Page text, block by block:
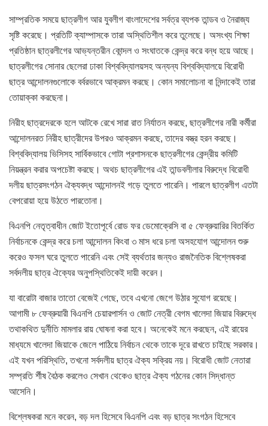
সাম্প্রতিক সময়ে ছাত্রলীগ আর যুবলীগ বাংলাদেশের সর্বত্র ব্যপক তান্ডব ও নৈরাজ্য
সৃষ্টি করেছে। প্রতিটি ক্যাম্পাসকে তারা অস্থিতিশীল করে তুলেছে। অসংখ্য শিক্ষা
প্রতিষ্ঠান ছাত্রলীগের আভ্যন্তরীন কোন্দল ও সংঘাতকে কেন্দ্র করে বন্ধ হয়ে আছে।
ছাত্রলীগের সোনার ছেলেরা ঢাকা বিশ্ববিদ্যালয়সহ অন্যন্য বিশ্ববিদ্যালয়ে বিরোধী
ছাত্র আন্দোলনগুলোকে বর্বরভাবে আক্রমন করছে। কোন সমালোচনা বা নিন্দাকেই তারা
তোয়াক্কা করছেনা।
নিরীহ ছাত্রদেরকে হলে আটকে রেখে সারা রাত নির্যাতন করছে, ছাত্রলীগের নারী কর্মীরা
আন্দোলনরত নিরীহ ছাত্রীদের উপরও আক্রমন করছে, তাদের বস্ত্র হরন করছে।
বিশ্ববিদ্যালয় ভিসিসহ সার্বিকভাবে গোটা প্রশাসনকে ছাত্রলীগের কেন্দ্রীয় কমিটি
নিয়ন্ত্রন করার অপচেষ্টা করছে। অথচ ছাত্রলীগের এই তান্ডবলীলার বিরুদ্ধে বিরোধী
দলীয় ছাত্রসংগঠন ঐক্যবদ্ধ আন্দোলনই গড়ে তুলতে পারেনি। পারলে ছাত্রলীগ এতটা
বেপরোয়া হয়ে উঠতে পারতোনা।
বিএনপি নেতৃত্বাধীন জোট ইতোপূর্বে রোড ফর ডেমোক্রেসি বা ৫ ফেব্রুয়ারির বিতর্কিত
নির্বাচনকে কেন্দ্র করে চলা আন্দোলন কিংবা ৩ মাস ধরে চলা অসহযোগ আন্দোলন শুরু
করেও ফসল ঘরে তুলতে পারেনি এবং সেই ব্যর্থতার জন্যও রাজনৈতিক বিশ্লেষকরা
সর্বদলীয় ছাত্র ঐক্যের অনুপস্থিতিকেই দায়ী করেন।
যা বারোটা বাজার তাতো বেজেই গেছে, তবে এখনো জেগে উঠার সুযোগ রয়েছে।
আগামী ৮ ফেব্রুয়ারী বিএনপি চেয়ারপার্সন ও জোট নেত্রী বেগম খালেদা জিয়ার বিরুদ্ধে
তথাকথিত দুর্নীতি মামলার রায় ঘোষনা করা হবে। অনেকেই মনে করছেন, এই রায়ের
মাধ্যমে খালেদা জিয়াকে জেলে পাঠিয়ে নির্বাচন থেকে তাকে দূরে রাখতে চাইছে সরকার।
এই যখন পরিস্থিতি, তখনো সর্বদলীয় ছাত্র ঐক্য সক্রিয় নয়। বিরোধী জোট নেতারা
সম্প্রতি র্শীষ বৈঠক করলেও সেখান থেকেও ছাত্র ঐক্য গঠনের কোন সিদ্ধান্ত
আসেনি।
বিশ্লেষকরা মনে করেন, বড় দল হিসেবে বিএনপি এবং বড় ছাত্র সংগঠন হিসেবে